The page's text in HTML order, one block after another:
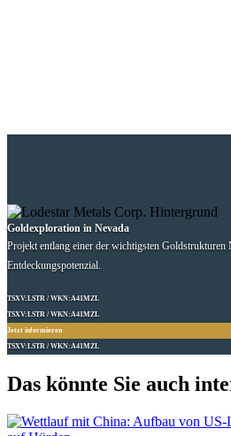
Goldexploration in Nevada
Projekt entlang einer der wichtigsten Goldstrukturen
Entdeckungspotenzial.
TSXV:LSTR / WKN:A41MZL
TSXV:LSTR / WKN:A41MZL
Jetzt informieren
TSXV:LSTR / WKN:A41MZL
Das könnte Sie auch